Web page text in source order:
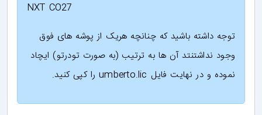
NXT CO27
توجه داشته باشید که چنانچه هریک از پوشه های فوق
وجود نداشتنتد آن ها به ترتیب (به صورت تودرتو) ایچاد
نموده و در نهایت فایل umberto.lic را کپی کنید.